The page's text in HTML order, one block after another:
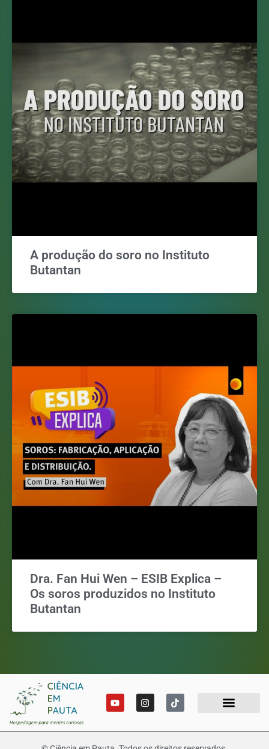
A produção do soro no Instituto
Butantan
Dra. Fan Hui Wen – ESIB Explica –
Os soros produzidos no Instituto
Butantan